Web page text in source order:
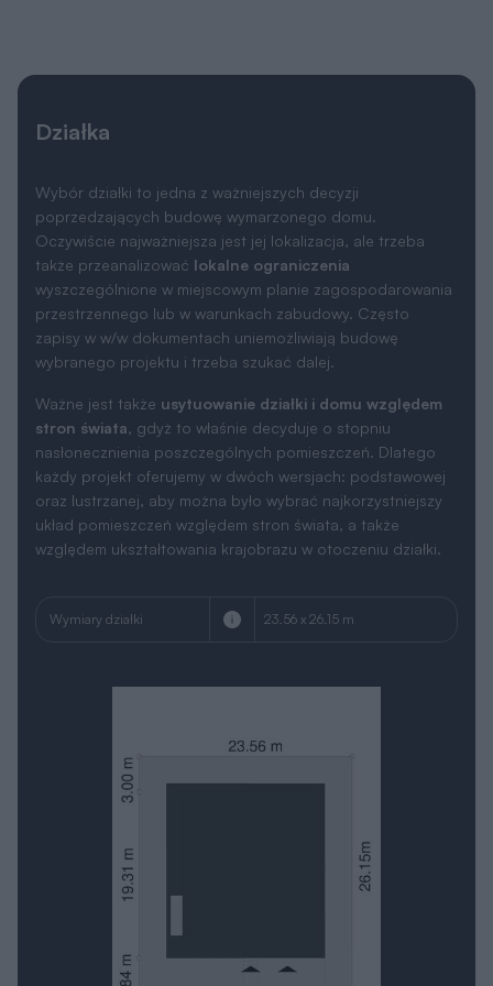
Działka
Wybór działki to jedna z ważniejszych decyzji
poprzedzających budowę wymarzonego domu.
Oczywiście najważniejsza jest jej lokalizacja, ale trzeba
także przeanalizować lokalne ograniczenia
wyszczególnione w miejscowym planie zagospodarowania
przestrzennego lub w warunkach zabudowy. Często
zapisy w w/w dokumentach uniemożliwiają budowę
wybranego projektu i trzeba szukać dalej.
Ważne jest także usytuowanie działki i domu względem
stron świata, gdyż to właśnie decyduje o stopniu
nasłonecznienia poszczególnych pomieszczeń. Dlatego
każdy projekt oferujemy w dwóch wersjach: podstawowej
oraz lustrzanej, aby można było wybrać najkorzystniejszy
układ pomieszczeń względem stron świata, a także
względem ukształtowania krajobrazu w otoczeniu działki.
Wymiary działki 23.56 x 26.15 m